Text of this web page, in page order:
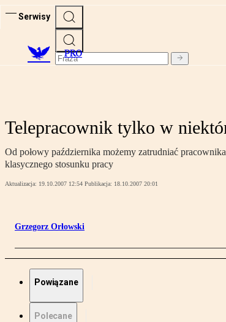
Serwisy
PRO
Telepracownik tylko w
Od połowy października możemy zatrudniać
klasycznego stosunku pracy
Aktualizacja: 19.10.2007 12:54 Publikacja: 18.10.2007 20:01
Grzegorz Orłowski
Powiązane
Polecane